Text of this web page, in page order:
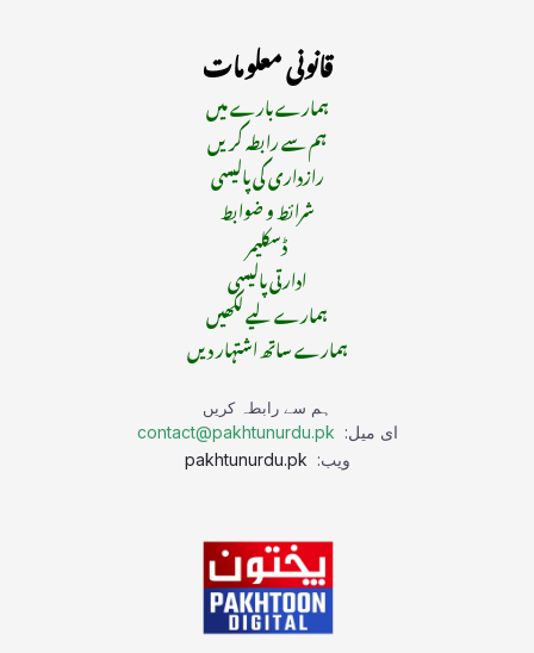
قانونی معلومات
ہمارے بارے میں
ہم سے رابطہ کریں
رازداری کی پالیسی
شرائط و ضوابط
ڈسکلیمر
ادارتی پالیسی
ہمارے لیے لکھیں
ہمارے ساتھ اشتہار دیں
ہم سے رابطہ کریں
ای میل: contact@pakhtunurdu.pk
ویب: